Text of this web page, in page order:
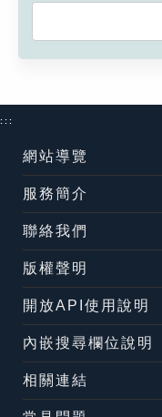
:::
網站導覽
服務簡介
聯絡我們
版權聲明
開放API使用說明
內嵌搜尋欄位說明
相關連結